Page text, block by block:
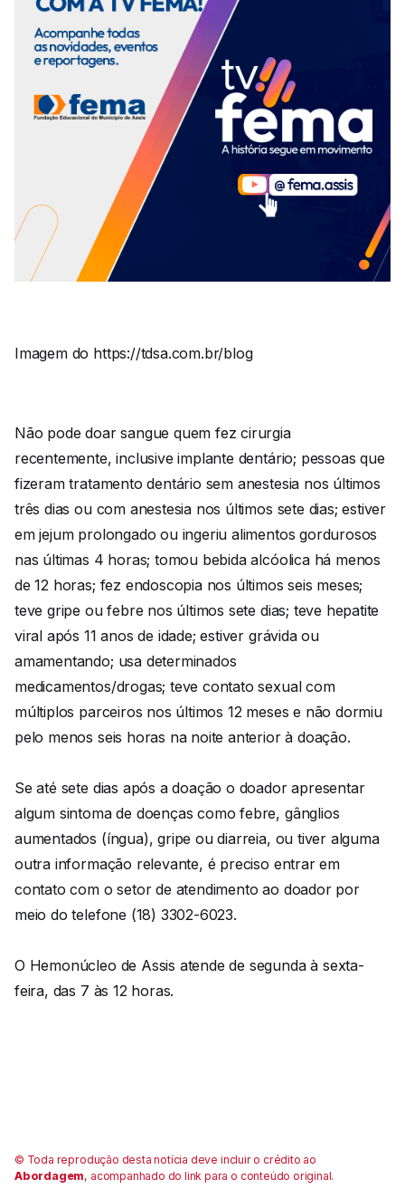
Imagem do https://tdsa.com.br/blog
Não pode doar sangue quem fez cirurgia
recentemente, inclusive implante dentário; pessoas que
fizeram tratamento dentário sem anestesia nos últimos
três dias ou com anestesia nos últimos sete dias; estiver
em jejum prolongado ou ingeriu alimentos gordurosos
nas últimas 4 horas; tomou bebida alcóolica há menos
de 12 horas; fez endoscopia nos últimos seis meses;
teve gripe ou febre nos últimos sete dias; teve hepatite
viral após 11 anos de idade; estiver grávida ou
amamentando; usa determinados
medicamentos/drogas; teve contato sexual com
múltiplos parceiros nos últimos 12 meses e não dormiu
pelo menos seis horas na noite anterior à doação.
Se até sete dias após a doação o doador apresentar
algum sintoma de doenças como febre, gânglios
aumentados (íngua), gripe ou diarreia, ou tiver alguma
outra informação relevante, é preciso entrar em
contato com o setor de atendimento ao doador por
meio do telefone (18) 3302-6023.
O Hemonúcleo de Assis atende de segunda à sexta-
feira, das 7 às 12 horas.
© Toda reprodução desta notícia deve incluir o crédito ao
Abordagem, acompanhado do link para o conteúdo original.